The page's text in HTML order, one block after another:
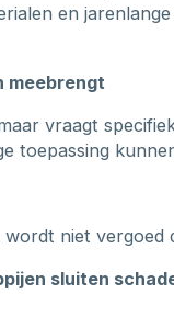
en
meebrengt
vraagt
toepassing
niet
sluiten